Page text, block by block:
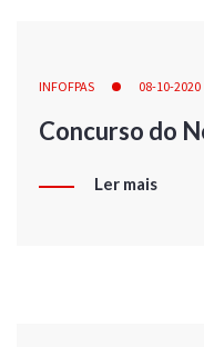
INFOFPAS 08-10-2020
Concurso do
Ler mais